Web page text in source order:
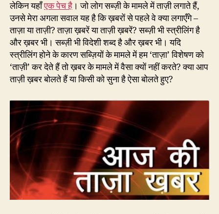
लेकिन यहाँएक पेच है । जो लोग सब्ज़ी के मामले में ताज़ी लगाते हैं,
उनसे मेरा अगला सवाल यह है कि ख़बरों से पहले वे क्या लगाएँगे –
ताज़ा या ताज़ी? ताज़ा ख़बरें या ताज़ी ख़बरें? सब्ज़ी भी स्त्रीलिंग है
और ख़बर भी। सब्ज़ी भी विदेशी शब्द है और ख़बर भी। यदि
स्त्रीलिंग होने के कारण सब्ज़ियों के मामले में हम ‘ताज़ा’ विशेषण को
‘ताज़ी’ कर देते हैं तो ख़बर के मामले में वैसा क्यों नहीं करते? क्या आप
ताज़ी ख़बर बोलते हैं या किसी को सुना है ऐसा बोलते हुए?